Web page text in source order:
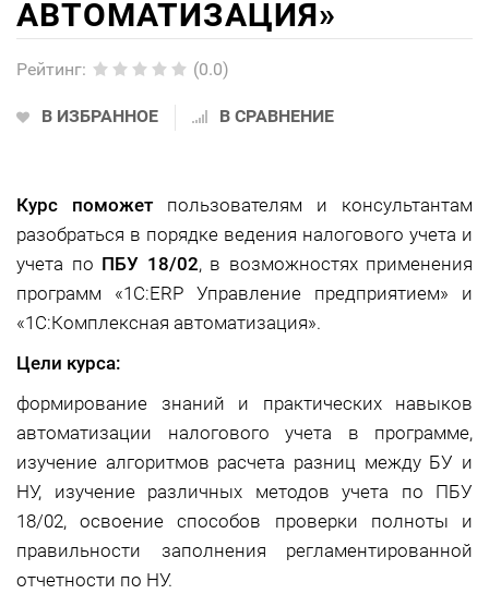
АВТОМАТИЗАЦИЯ»
Рейтинг: (0.0)
В ИЗБРАННОЕ В СРАВНЕНИЕ
Курс поможет пользователям и консультантам
разобраться в порядке ведения налогового учета и
учета по ПБУ 18/02, в возможностях применения
программ «1С:ERP Управление предприятием» и
«1С:Комплексная автоматизация».
Цели курса:
формирование знаний и практических навыков
автоматизации налогового учета в программе,
изучение алгоритмов расчета разниц между БУ и
НУ, изучение различных методов учета по ПБУ
18/02, освоение способов проверки полноты и
правильности заполнения регламентированной
отчетности по НУ.